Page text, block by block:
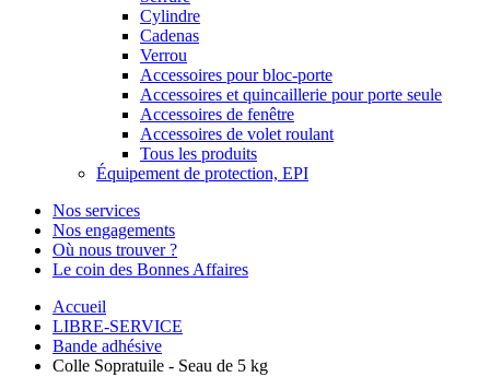
Cylindre
Cadenas
Verrou
Accessoires pour bloc-porte
Accessoires et quincaillerie pour porte seule
Accessoires de fenêtre
Accessoires de volet roulant
Tous les produits
Équipement de protection, EPI
Nos services
Nos engagements
Où nous trouver ?
Le coin des Bonnes Affaires
Accueil
LIBRE-SERVICE
Bande adhésive
Colle Sopratuile - Seau de 5 kg